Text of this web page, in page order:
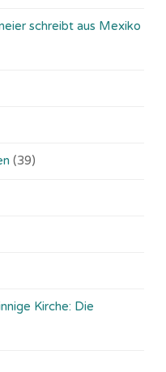
schreibt aus Mexiko
(39)
Kirche: Die